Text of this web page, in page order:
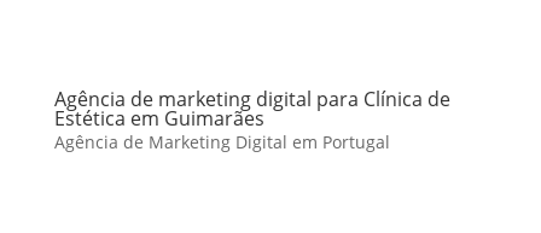
Agência de marketing digital para Clínica de
Estética em Guimarães
Agência de Marketing Digital em Portugal